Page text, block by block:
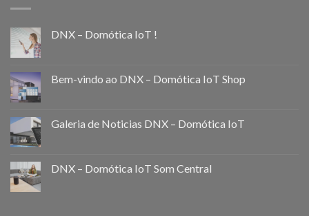
DNX – Domótica IoT !
Bem-vindo ao DNX – Domótica IoT Shop
Galeria de Noticias DNX – Domótica IoT
DNX – Domótica IoT Som Central